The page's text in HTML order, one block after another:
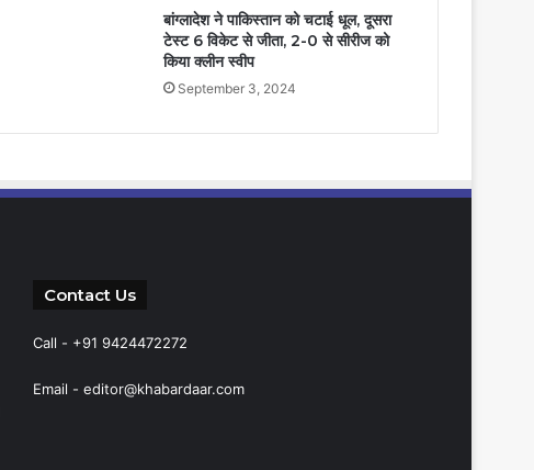
बांग्लादेश ने पाकिस्तान को चटाई धूल, दूसरा
टेस्ट 6 विकेट से जीता, 2-0 से सीरीज को
किया क्लीन स्वीप
September 3, 2024
Contact Us
Call - +91 9424472272
Email - editor@khabardaar.com